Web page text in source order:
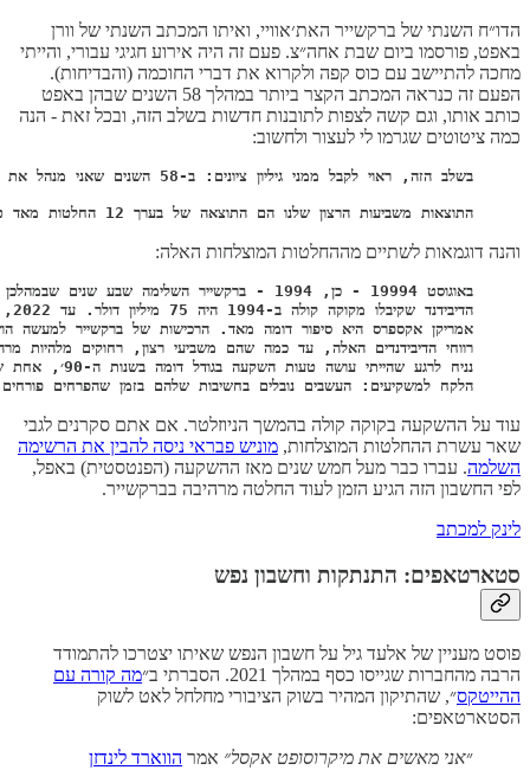
הדו״ח השנתי של ברקשייר האת׳אוויי, ואיתו המכתב השנתי של וורן
באפט, פורסמו ביום שבת אחה״צ. פעם זה היה אירוע חגיגי עבורי, והייתי
מחכה להתיישב עם כוס קפה ולקרוא את דברי החוכמה (והבדיחות).
הפעם זה כנראה המכתב הקצר ביותר במהלך 58 השנים שבהן באפט
כותב אותו, וגם קשה לצפות לתובנות חדשות בשלב הזה, ובכל זאת - הנה
כמה ציטוטים שגרמו לי לעצור ולחשוב:
התוצאות משביעות הרצון שלנו הם התוצאה של בערך 12 החלטות מאד טובות - זה אומר בערך אחת כל חמש שנים - ויתרון שלפעמים-נשכח שיש למשקיעים לטווח הארוך כמו ברקשייר.
והנה דוגמאות לשתיים מההחלטות המוצלחות האלה:
הלקח למשקיעים: העשבים נובלים בחשיבות שלהם בזמן שהפרחים
עוד על ההשקעה בקוקה קולה בהמשך הניוזלטר. אם אתם סקרנים לגבי
שאר עשרת ההחלטות המוצלחות, מוניש פבראי ניסה להבין את הרשימה
השלמה. עברו כבר מעל חמש שנים מאז ההשקעה (הפנטסטית) באפל,
לפי החשבון הזה הגיע הזמן לעוד החלטה מרהיבה בברקשייר.
לינק למכתב
סטארטאפים: התנתקות וחשבון נפש
פוסט מעניין של אלעד גיל על חשבון הנפש שאיתו יצטרכו להתמודד
הרבה מהחברות שגייסו כסף במהלך 2021. הסברתי ב״
מה קורה עם
ההייטקס״, שהתיקון המהיר בשוק הציבורי מחלחל לאט לשוק
הסטארטאפים:
״אני מאשים את מיקרוסופט אקסל״ אמר הווארד לינדזן